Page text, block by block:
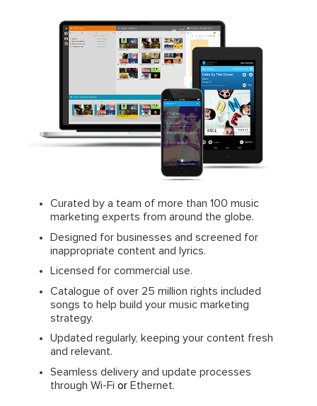
Curated by a team of more than 100 music
marketing experts from around the globe.
Designed for businesses and screened for
inappropriate content and lyrics.
Licensed for commercial use.
Catalogue of over 25 million rights included
songs to help build your music marketing
strategy.
Updated regularly, keeping your content fresh
and relevant.
Seamless delivery and update processes
through Wi-Fi or Ethernet.